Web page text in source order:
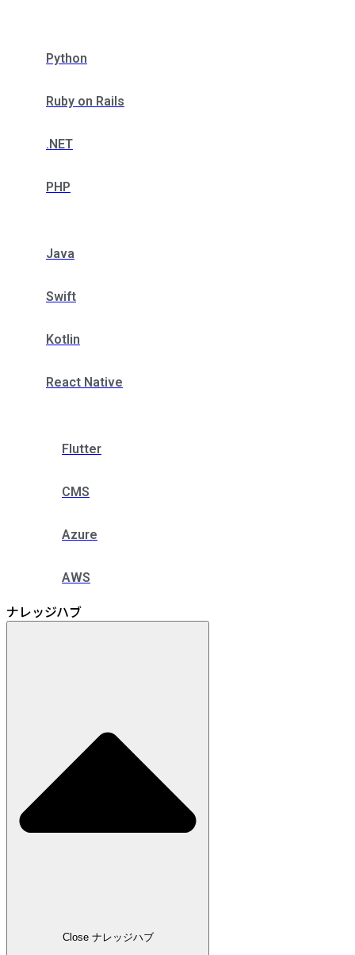
Python
Ruby on Rails
.NET
PHP
Java
Swift
Kotlin
React Native
Flutter
CMS
Azure
AWS
ナレッジハブ
Close ナレッジハブ